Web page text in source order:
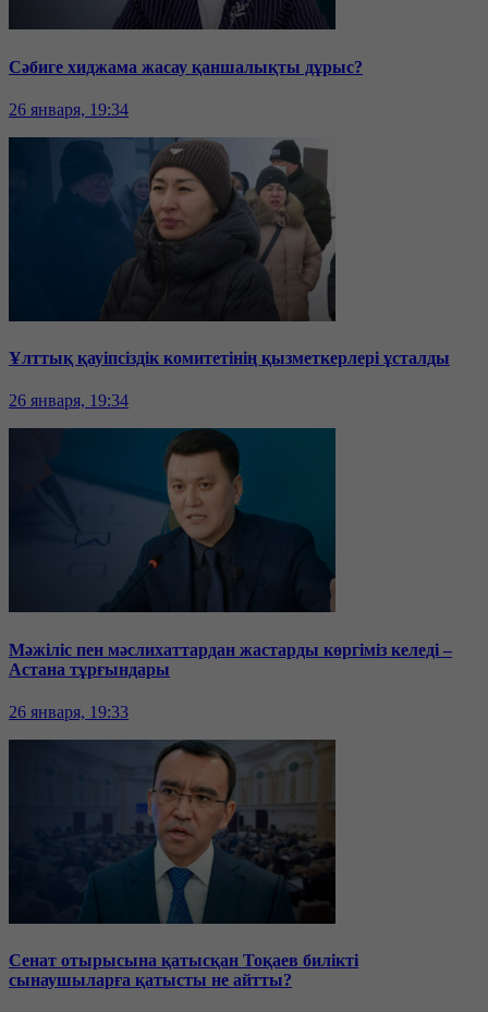
Сәбиге хиджама жасау қаншалықты дұрыс?
26 января, 19:34
Ұлттық қауіпсіздік комитетінің қызметкерлері ұсталды
26 января, 19:34
Мәжіліс пен мәслихаттардан жастарды көргіміз келеді –
Астана тұрғындары
26 января, 19:33
Сенат отырысына қатысқан Тоқаев билікті
сынаушыларға қатысты не айтты?